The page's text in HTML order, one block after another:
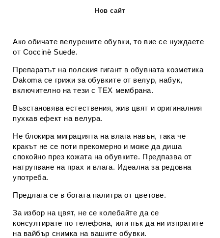
Нов сайт
Ако обичате велурените обувки, то вие се нуждаете
от Coccinè Suede.
Препаратът на полския гигант в обувната козметика
Dakoma се грижи за обувките от велур, набук,
включително на тези с TEX мембрана.
Възстановява естествения, жив цвят и оригиналния
пухкав ефект на велура.
Не блокира миграцията на влага навън, така че
кракът не се поти прекомерно и може да диша
спокойно през кожата на обувките. Предпазва от
натрупване на прах и влага. Идеална за редовна
употреба.
Предлага се в богата палитра от цветове.
За избор на цвят, не се колебайте да се
консултирате по телефона, или пък да ни изпратите
на вайбър снимка на вашите обувки.